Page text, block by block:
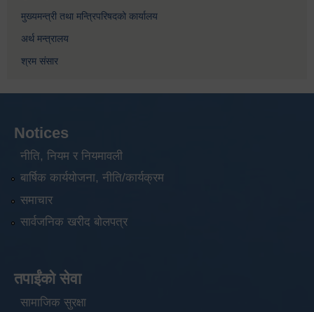
मुख्यमन्त्री तथा मन्त्रिपरिषदको कार्यालय
अर्थ मन्त्रालय
श्रम संसार
Notices
नीति, नियम र नियमावली
बार्षिक कार्ययोजना, नीति/कार्यक्रम
समाचार
सार्वजनिक खरीद बोलपत्र
तपाईंको सेवा
सामाजिक सुरक्षा